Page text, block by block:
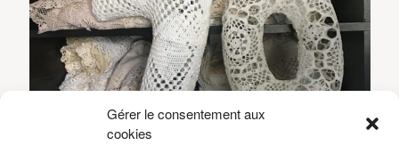
Gérer le consentement aux
cookies